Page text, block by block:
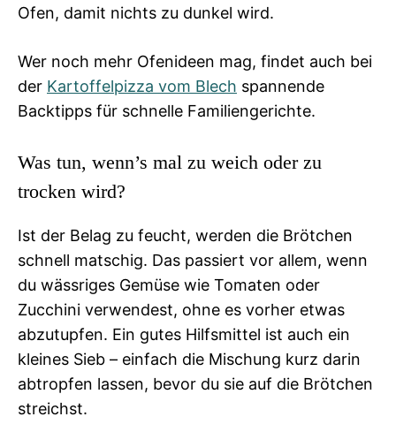
Ofen, damit nichts zu dunkel wird.
Wer noch mehr Ofenideen mag, findet auch bei
der Kartoffelpizza vom Blech spannende
Backtipps für schnelle Familiengerichte.
Was tun, wenn’s mal zu weich oder zu
trocken wird?
Ist der Belag zu feucht, werden die Brötchen
schnell matschig. Das passiert vor allem, wenn
du wässriges Gemüse wie Tomaten oder
Zucchini verwendest, ohne es vorher etwas
abzutupfen. Ein gutes Hilfsmittel ist auch ein
kleines Sieb – einfach die Mischung kurz darin
abtropfen lassen, bevor du sie auf die Brötchen
streichst.